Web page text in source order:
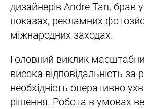
дизайнерів Andre Tan, брав
показах, рекламних
міжнародних заходах.
Головний виклик
висока відповідальність за
необхідність оперативно
рішення. Робота в умовах